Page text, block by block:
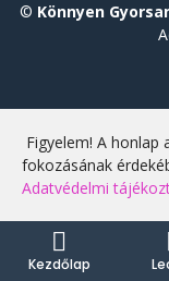
© Könnyen
Figyelem! A honlap
fokozásának
Adatvédelmi
Kezdőlap